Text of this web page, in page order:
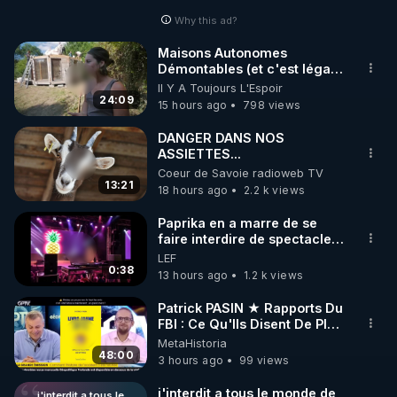
🌱 INSTAGRAM
https://www.instagram.com/rdlr_thierrycasasnovas/
http://rgnr.li/instagram
🌱 LA NEWSLETTER
Pour ne pas rater l’actualité RGNR (stages,
http://rgnr.li/news
🌱 VIDÉOS NON CENSURÉES SUR ODYSEE
Toutes les vidéos Youtube sont aussi sur la
http://rgnr.li/odysee
🌱 LES STAGES EN PRÉSENTIEL
Why this ad?
24:09
Maisons Autonomes
Démontables (et c'est légal).
Visite éco village en
Bretagne
Il Y A Toujours L'Espoir
15 hours ago
798 views
13:21
DANGER DANS NOS
ASSIETTES...
Coeur de Savoie radioweb TV
18 hours ago
2.2 k views
0:38
Paprika en a marre de se
faire interdire de spectacle.
Elle décide donc de devenir
DJ !
LEF
13 hours ago
1.2 k views
48:00
Patrick PASIN ★ Rapports Du
FBI : Ce Qu'Ils Disent De Plus
Grave Sur Hitler
MetaHistoria
3 hours ago
99 views
j'interdit a tous le monde de